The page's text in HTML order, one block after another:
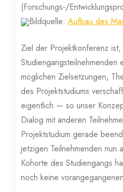
(Forschungs-/
Bildquelle:Aufbau des
Ziel der Projektkonferenz
Studiengangsteilnehmenden
möglichen Zielsetzungen,
des Projektstudiums
eigentlich — so unser
Dialog mit anderen
Projektstudium gerade
jetzigen Teilnehmenden nun
Kohorte des Studiengangs
noch keine